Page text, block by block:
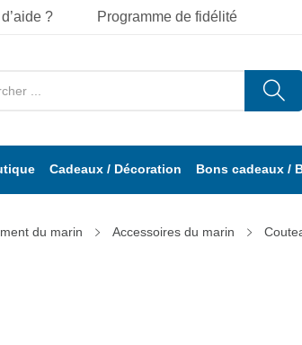
? Programme de fidélité
Cadeaux / Décoration Bons cadeaux /
du marin Accessoires du marin